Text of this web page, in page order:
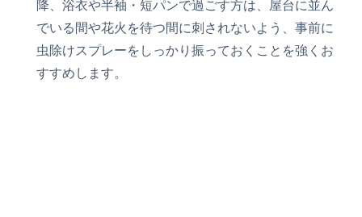
降、浴衣や半袖・短パンで過ごす方は、屋台に並ん
でいる間や花火を待つ間に刺されないよう、事前に
虫除けスプレーをしっかり振っておくことを強くお
すすめします。